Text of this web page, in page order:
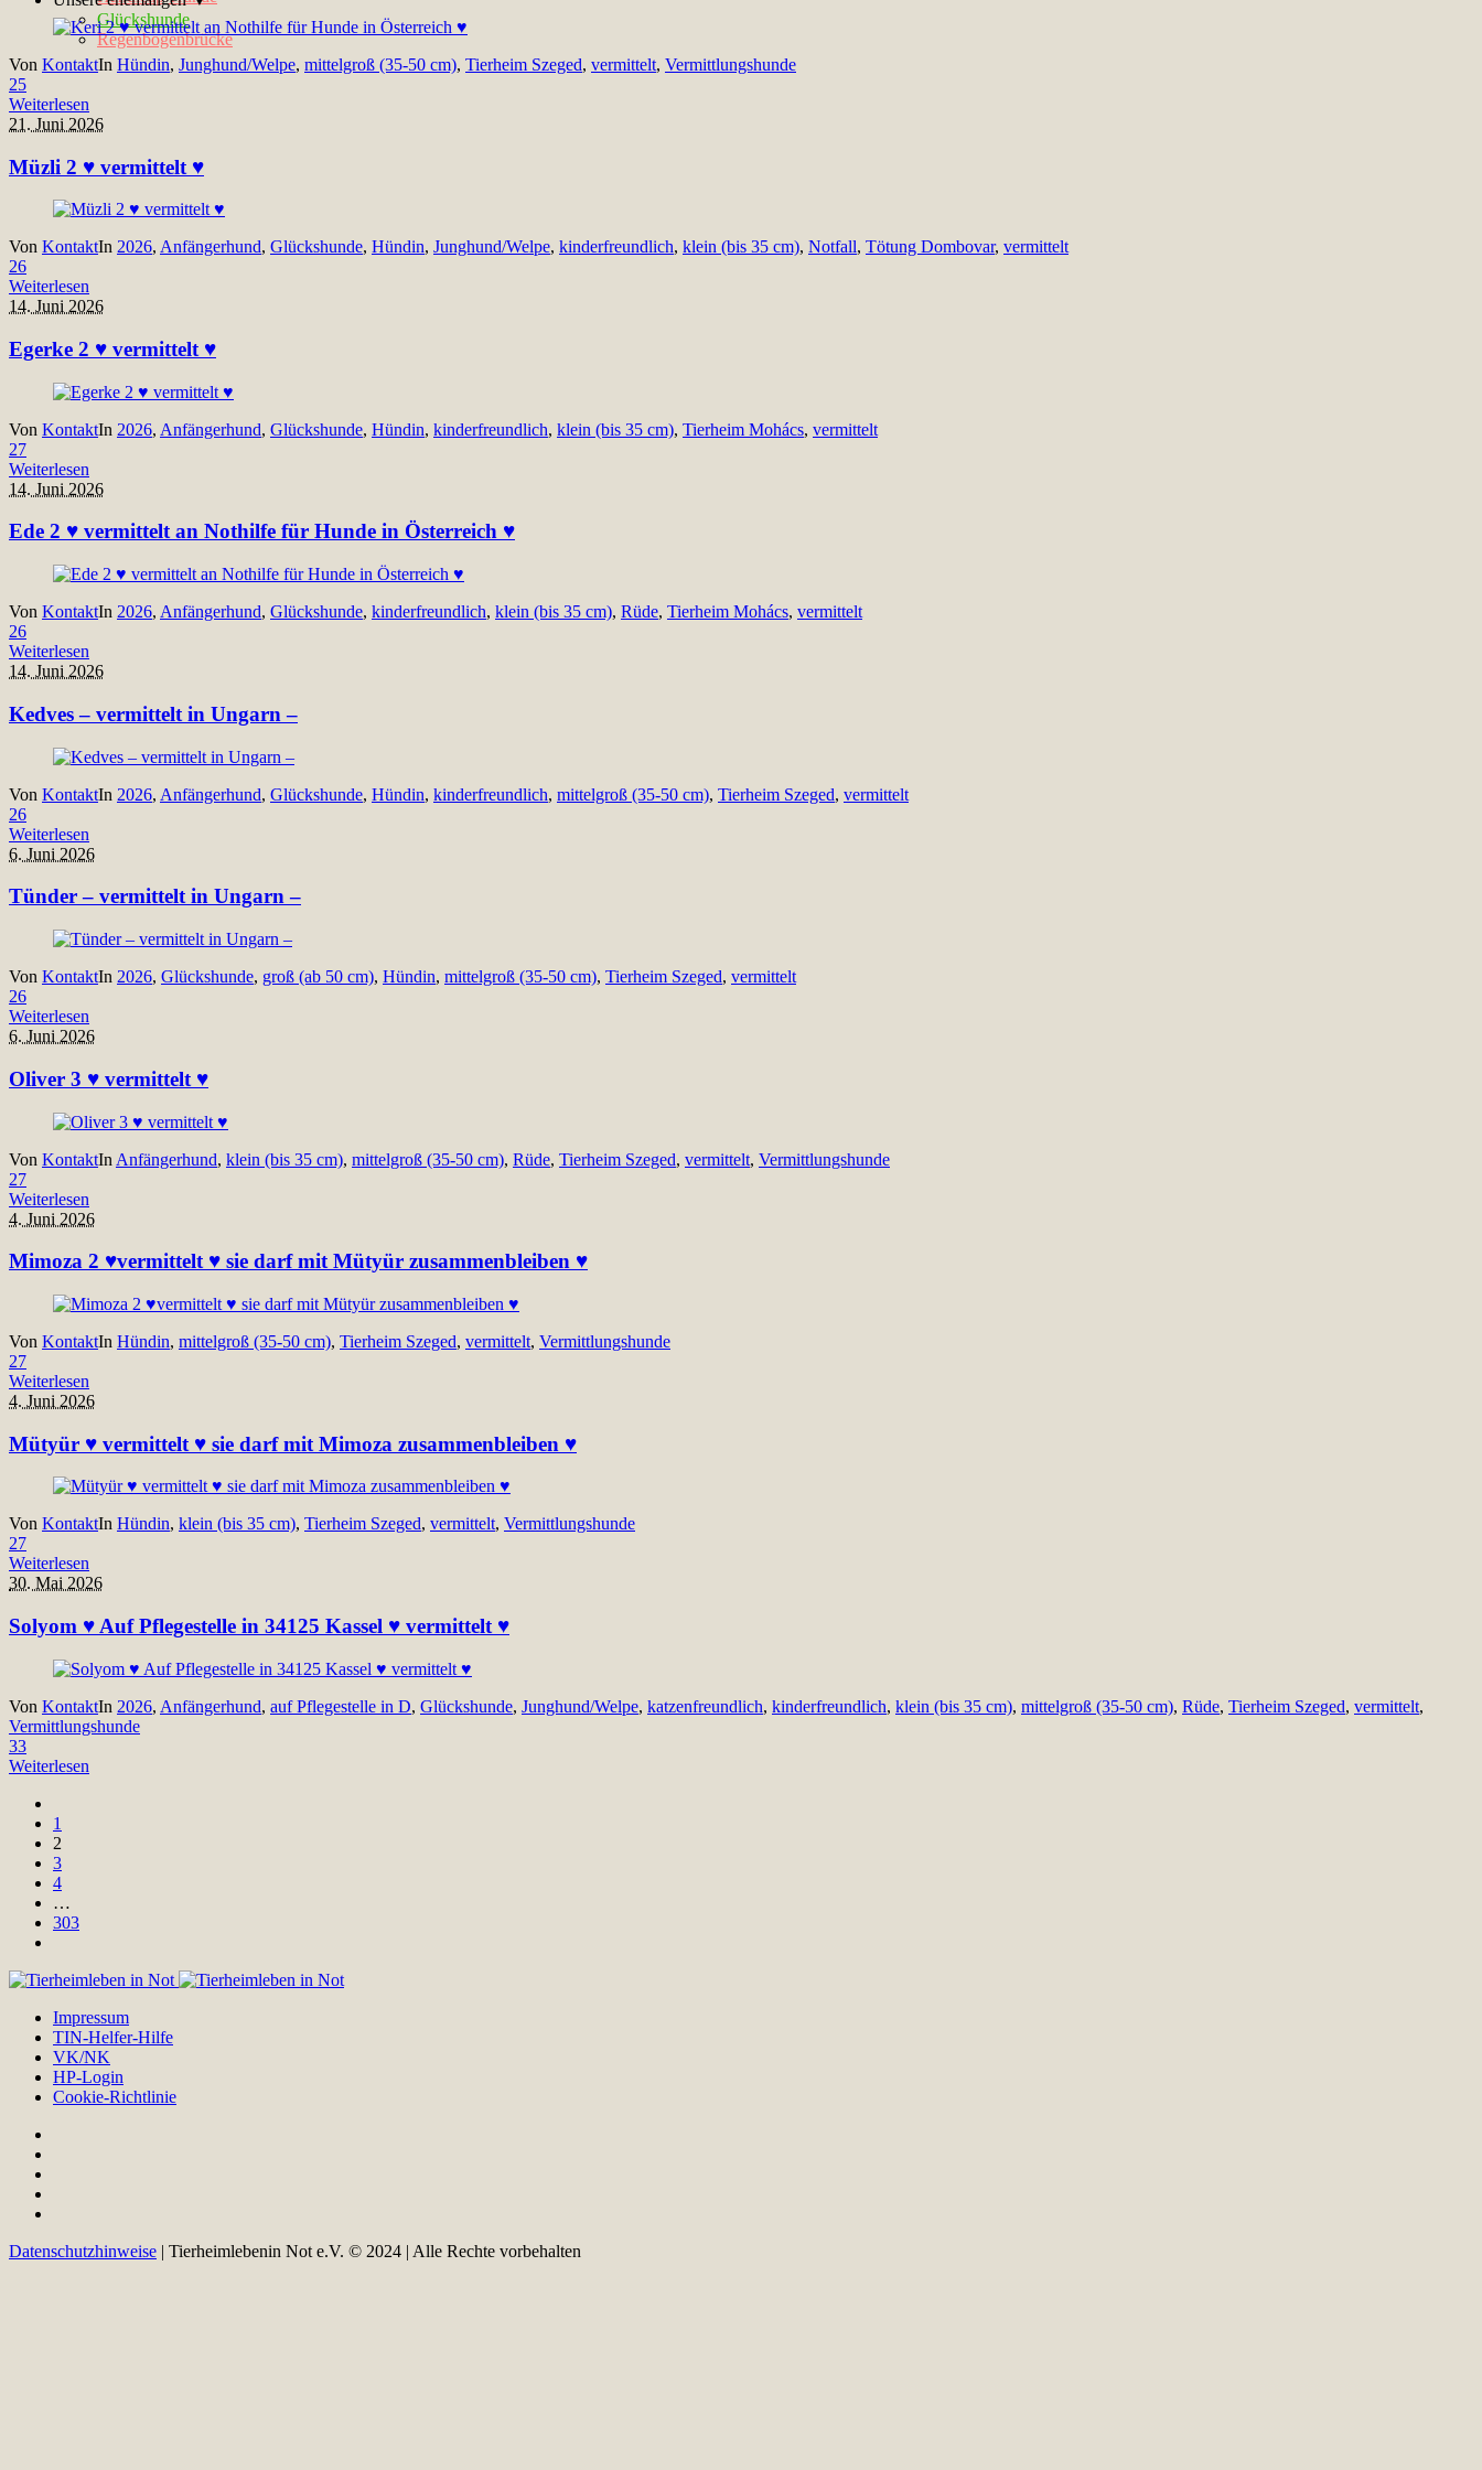
Glückshunde
Regenbogenbrücke
Von KontaktIn Hündin, Junghund/Welpe, mittelgroß (35-50 cm), Tierheim Szeged, vermittelt, Vermittlungshunde
25
Weiterlesen
21. Juni 2026
Müzli 2 ♥ vermittelt ♥
Von KontaktIn 2026, Anfängerhund, Glückshunde, Hündin, Junghund/Welpe, kinderfreundlich, klein (bis 35 cm), Notfall, Tötung Dombovar, vermittelt
26
Weiterlesen
14. Juni 2026
Egerke 2 ♥ vermittelt ♥
Von KontaktIn 2026, Anfängerhund, Glückshunde, Hündin, kinderfreundlich, klein (bis 35 cm), Tierheim Mohács, vermittelt
27
Weiterlesen
14. Juni 2026
Ede 2 ♥ vermittelt an Nothilfe für Hunde in Österreich ♥
Von KontaktIn 2026, Anfängerhund, Glückshunde, kinderfreundlich, klein (bis 35 cm), Rüde, Tierheim Mohács, vermittelt
26
Weiterlesen
14. Juni 2026
Kedves – vermittelt in Ungarn –
Von KontaktIn 2026, Anfängerhund, Glückshunde, Hündin, kinderfreundlich, mittelgroß (35-50 cm), Tierheim Szeged, vermittelt
26
Weiterlesen
6. Juni 2026
Tünder – vermittelt in Ungarn –
Von KontaktIn 2026, Glückshunde, groß (ab 50 cm), Hündin, mittelgroß (35-50 cm), Tierheim Szeged, vermittelt
26
Weiterlesen
6. Juni 2026
Oliver 3 ♥ vermittelt ♥
Von KontaktIn Anfängerhund, klein (bis 35 cm), mittelgroß (35-50 cm), Rüde, Tierheim Szeged, vermittelt, Vermittlungshunde
27
Weiterlesen
4. Juni 2026
Mimoza 2 ♥vermittelt ♥ sie darf mit Mütyür zusammenbleiben ♥
Von KontaktIn Hündin, mittelgroß (35-50 cm), Tierheim Szeged, vermittelt, Vermittlungshunde
27
Weiterlesen
4. Juni 2026
Mütyür ♥ vermittelt ♥ sie darf mit Mimoza zusammenbleiben ♥
Von KontaktIn Hündin, klein (bis 35 cm), Tierheim Szeged, vermittelt, Vermittlungshunde
27
Weiterlesen
30. Mai 2026
Solyom ♥ Auf Pflegestelle in 34125 Kassel ♥ vermittelt ♥
Von KontaktIn 2026, Anfängerhund, auf Pflegestelle in D, Glückshunde, Junghund/Welpe, katzenfreundlich, kinderfreundlich, klein (bis 35 cm), mittelgroß (35-50 cm), Rüde, Tierheim Szeged, vermittelt,
Vermittlungshunde
33
Weiterlesen
1
2
3
4
…
303
Impressum
TIN-Helfer-Hilfe
VK/NK
HP-Login
Cookie-Richtlinie
Datenschutzhinweise | Tierheimlebenin Not e.V. © 2024 | Alle Rechte vorbehalten